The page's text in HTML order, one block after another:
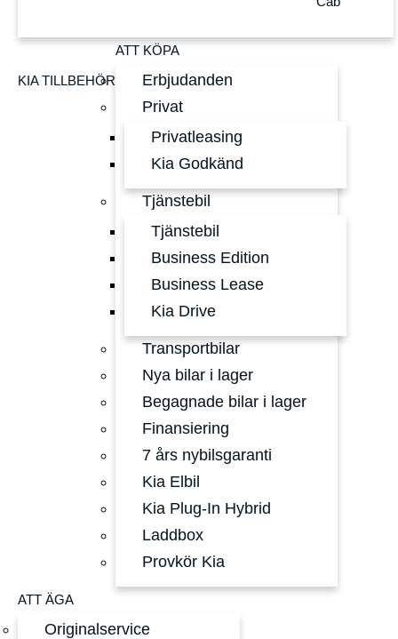
KIA TILLBEHÖR
ATT KÖPA
Erbjudanden
Privat
Privatleasing
Kia Godkänd
Tjänstebil
Tjänstebil
Business Edition
Business Lease
Kia Drive
Transportbilar
Nya bilar i lager
Begagnade bilar i lager
Finansiering
7 års nybilsgaranti
Kia Elbil
Kia Plug-In Hybrid
Laddbox
Provkör Kia
ATT ÄGA
Originalservice